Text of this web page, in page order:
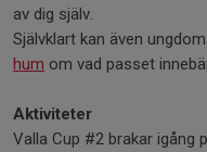
av dig själv.
Självklart kan även
hum om vad passet
Aktiviteter
Valla Cup #2 brakar igång